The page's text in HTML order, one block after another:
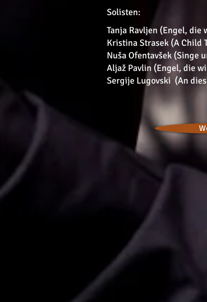
Solisten:
Tanja Ravljen (Engel,
Kristina Strasek (A Child
Nuša Ofentavšek (Singe
Aljaž Pavlin (Engel, die
Sergije Lugovski (An